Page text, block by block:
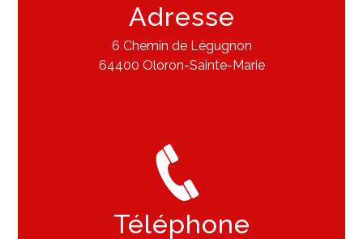
Adresse
6 Chemin de Légugnon
64400 Oloron-Sainte-Marie
Téléphone